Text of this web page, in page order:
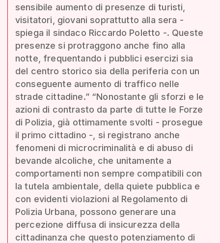
sensibile aumento di presenze di turisti,
visitatori, giovani soprattutto alla sera -
spiega il sindaco Riccardo Poletto -. Queste
presenze si protraggono anche fino alla
notte, frequentando i pubblici esercizi sia
del centro storico sia della periferia con un
conseguente aumento di traffico nelle
strade cittadine.” “Nonostante gli sforzi e le
azioni di contrasto da parte di tutte le Forze
di Polizia, già ottimamente svolti - prosegue
il primo cittadino -, si registrano anche
fenomeni di microcriminalità e di abuso di
bevande alcoliche, che unitamente a
comportamenti non sempre compatibili con
la tutela ambientale, della quiete pubblica e
con evidenti violazioni al Regolamento di
Polizia Urbana, possono generare una
percezione diffusa di insicurezza della
cittadinanza che questo potenziamento di